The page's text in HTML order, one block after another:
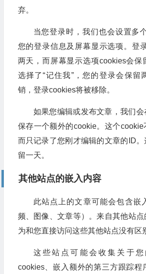
弃。
当您登录时，我们也会设置多
您的登录信息及屏幕显示选项。登
两天，而屏幕显示选项cookies会保
选择了“记住我”，您的登录会保留
销，登录cookies将被移除。
如果您编辑或发布文章，我们会
保存一个额外的cookie。这个
而只记录了您刚才编辑的文章的ID
留一天。
其他站点的嵌入内容
此站点上的文章可能会包含嵌
频、图像、文章等）。来自其他站
为和您直接访问这些其他站点没有区
这些站点可能会收集关于您
cookies、嵌入额外的第三方跟踪程